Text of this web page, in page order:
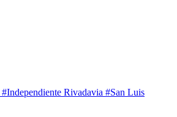
#Independiente Rivadavia #San Luis